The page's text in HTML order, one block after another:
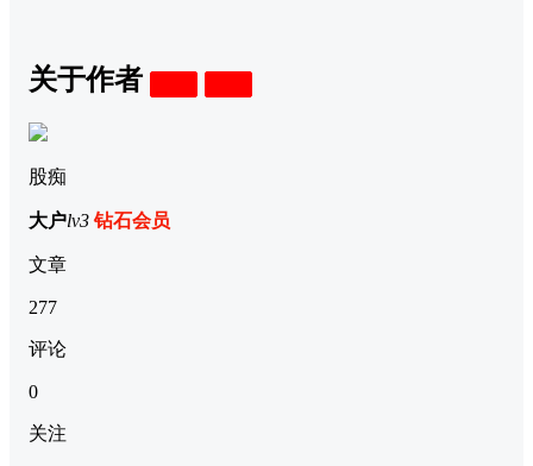
关于作者
股痴
大户lv3 钻石会员
文章
277
评论
0
关注